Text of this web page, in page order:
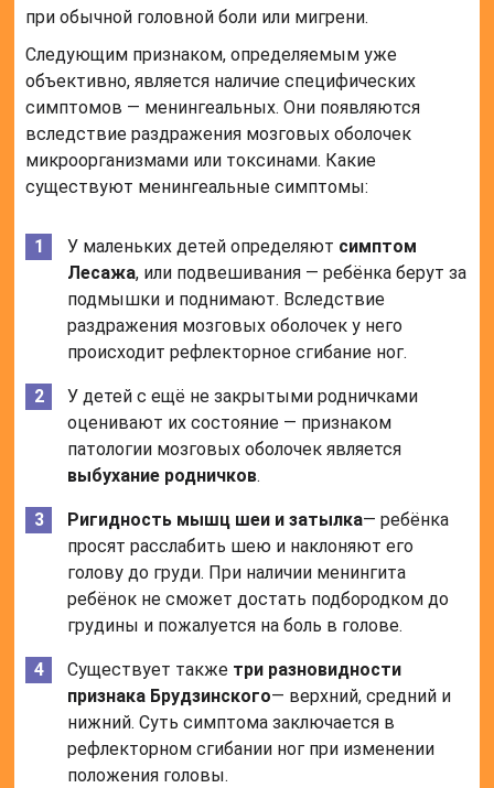
при обычной головной боли или мигрени.
Следующим признаком, определяемым уже
объективно, является наличие специфических
симптомов — менингеальных. Они появляются
вследствие раздражения мозговых оболочек
микроорганизмами или токсинами. Какие
существуют менингеальные симптомы:
У маленьких детей определяют симптом
Лесажа, или подвешивания — ребёнка берут за
подмышки и поднимают. Вследствие
раздражения мозговых оболочек у него
происходит рефлекторное сгибание ног.
У детей с ещё не закрытыми родничками
оценивают их состояние — признаком
патологии мозговых оболочек является
выбухание родничков.
Ригидность мышц шеи и затылка— ребёнка
просят расслабить шею и наклоняют его
голову до груди. При наличии менингита
ребёнок не сможет достать подбородком до
грудины и пожалуется на боль в голове.
Существует также три разновидности
признака Брудзинского— верхний, средний и
нижний. Суть симптома заключается в
рефлекторном сгибании ног при изменении
положения головы.